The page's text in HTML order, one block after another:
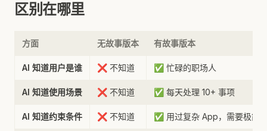
区别在哪里
方面 无故事版本 有故事版本
AI 知道用户是谁 ❌ 不知道 ✅ 忙碌的职场人
AI 知道使用场景 ❌ 不知道 ✅ 每天处理 10+ 事项
AI 知道约束条件 ❌ 不知道 ✅ 用过复杂 App，需要极简